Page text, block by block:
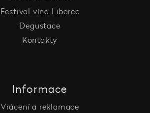
Festival vína Liberec
Degustace
Kontakty
Informace
Vrácení a reklamace